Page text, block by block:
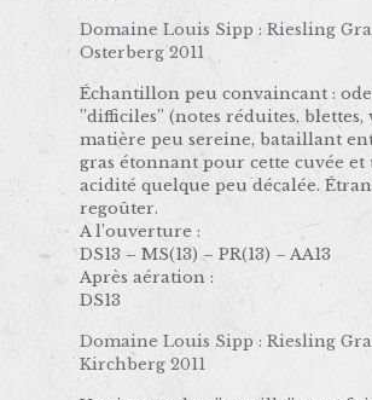
Domaine Louis Sipp : Riesling
Osterberg 2011
Échantillon peu convaincant :
’’difficiles’’ (notes réduites, blettes,
matière peu sereine, bataillant
gras étonnant pour cette cuvée et
acidité quelque peu décalée.
regoûter.
A l’ouverture :
DS13 – MS(13) – PR(13) – AA13
Après aération :
DS13
Domaine Louis Sipp : Riesling
Kirchberg 2011